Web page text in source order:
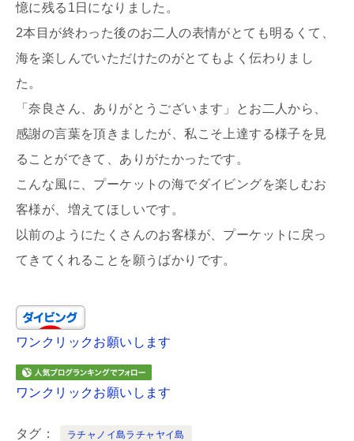
憶に残る1日になりました。
2本目が終わった後のお二人の表情がとても明るくて、
海を楽しんでいただけたのがとてもよく伝わりまし
た。
「奈良さん、ありがとうございます」とお二人から、
感謝の言葉を頂きましたが、私こそ上達する様子を見
ることができて、ありがたかったです。
こんな風に、プーケットの海でダイビングを楽しむお
客様が、増えてほしいです。
以前のようにたくさんのお客様が、プーケットに戻っ
てきてくれることを願うばかりです。
ワンクリックお願いします
ワンクリックお願いします
タグ ラチャノイ島ラチャヤイ島